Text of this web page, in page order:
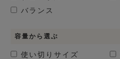
バランス
容量から選ぶ
使い切りサイズ